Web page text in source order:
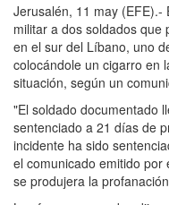
Jerusalén, 11 may (EFE).-
militar a dos soldados que
en el sur del Líbano, uno
colocándole un cigarro en
situación, según un
"El soldado documentado
sentenciado a 21 días de
incidente ha sido
el comunicado emitido por
se produjera la